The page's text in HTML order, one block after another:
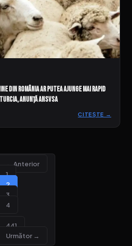
din România ar putea ajunge mai rapid
anunță ANSVSA
CITEȘTE →
← Anterior
1
2
3
4
441
Următor →